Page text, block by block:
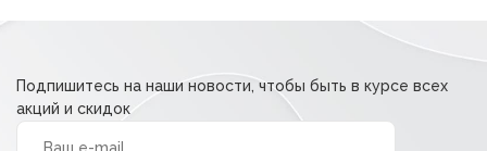
Подпишитесь на наши новости, чтобы быть в курсе всех
акций и скидок